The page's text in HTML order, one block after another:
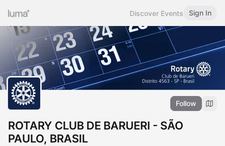
Discover Events Sign In
Follow
ROTARY CLUB DE BARUERI - SÃO
PAULO, BRASIL